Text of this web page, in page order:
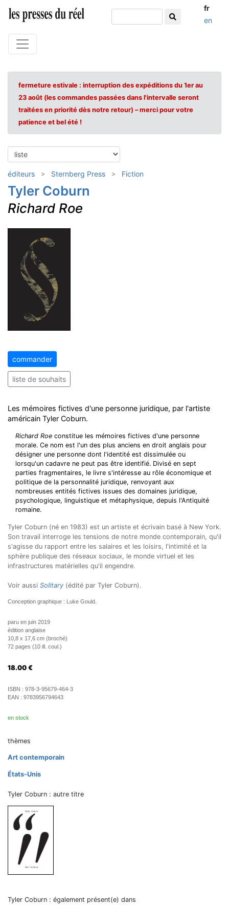
fr
en
fermeture estivale : interruption des expéditions du 1er au
23 août (les commandes passées dans l'intervalle seront
traitées en priorité dès notre retour) – merci pour votre
patience et bel été !
éditeurs Sternberg Press Fiction
Tyler Coburn
Richard Roe
commander
liste de souhaits
Les mémoires fictives d'une personne juridique, par l'artiste
américain Tyler Coburn.
Richard Roe constitue les mémoires fictives d'une personne
morale. Ce nom est l'un des plus anciens en droit anglais pour
désigner une personne dont l'identité est dissimulée ou
lorsqu'un cadavre ne peut pas être identifié. Divisé en sept
parties fragmentaires, le livre s'intéresse au rôle économique et
politique de la personnalité juridique, renvoyant aux
nombreuses entités fictives issues des domaines juridique,
psychologique, linguistique et métaphysique, depuis l'Antiquité
romaine.
Tyler Coburn (né en 1983) est un artiste et écrivain basé à New York.
Son travail interroge les tensions de notre monde contemporain, qu'il
s'agisse du rapport entre les salaires et les loisirs, l'intimité et la
sphère publique des réseaux sociaux, le monde virtuel et les
infrastructures matérielles qu'il engendre.
Voir aussi Solitary (édité par Tyler Coburn).
Conception graphique : Luke Gould.
paru en juin 2019
édition anglaise
10,8 x 17,6 cm (broché)
72 pages (10 ill. coul.)
18.00 €
ISBN : 978-3-95679-464-3
EAN : 9783956794643
en stock
thèmes
Art contemporain
États-Unis
Tyler Coburn : autre titre
Tyler Coburn : également présent(e) dans